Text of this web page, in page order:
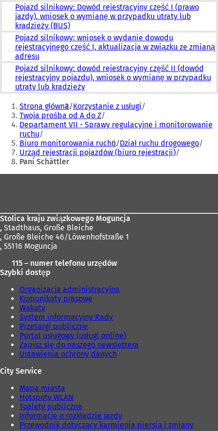
Pojazd silnikowy: Dowód rejestracyjny część I (prawo
jazdy), wniosek o wymianę w przypadku utraty lub
kradzieży (BUS)
Pojazd silnikowy: wniosek o wydanie dowodu
rejestracyjnego część I, aktualizacja w związku ze zmianą
adresu
Pojazd silnikowy: dowód rejestracyjny część II (dowód
rejestracyjny pojazdu), wniosek o wymianę w przypadku
utraty lub kradzieży
Jesteś
tutaj:
Strona główna Korzystanie z usługi
Twoja prośba od A do Z
Departament VII - Sprawy regulacyjne i monitorowanie
ruchu
Biuro monitorowania ruchu Dział ruchu drogowego
Urząd rejestracji pojazdów (biuro rejestracji)
Pani Schättler
Stolica kraju związkowego Moguncja
, Stadthaus, Große Bleiche
, Große Bleiche 46/Löwenhofstraße 1
, 55116 Moguncja
115 – numer telefonu urzędów
Szybki dostęp
Organizacja administracyjna
Komunikaty prasowe
Wakaty
System informacyjny Rady
Przetargi publiczne
Portal usługowy (usługi online)
Zapisz się do naszego newslettera
Ustawienia ochrony danych
City Service
Mapa miasta
Hotspoty WLAN
Toalety publiczne
Informacje o rozkładzie jazdy
Przewodnik dotyczący karmienia piersią i zmiany